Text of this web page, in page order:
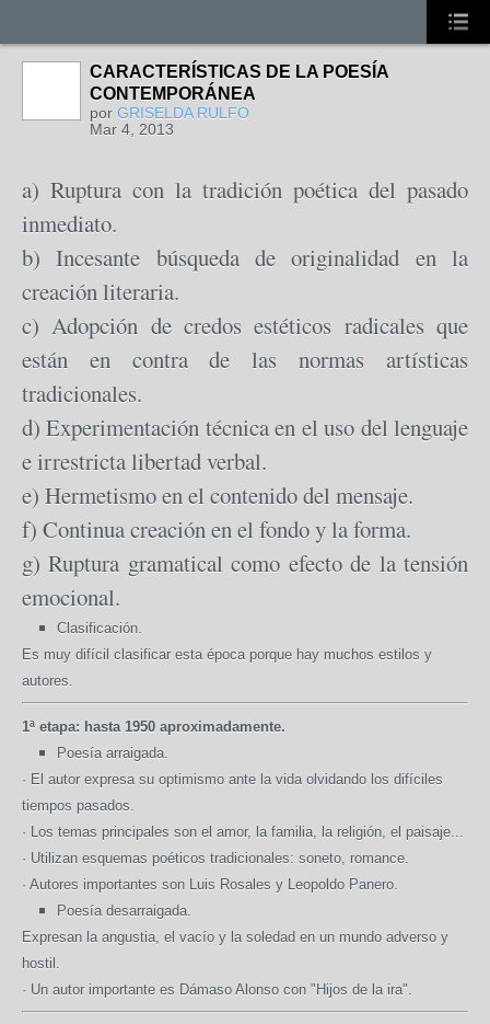
CARACTERÍSTICAS DE LA POESÍA
CONTEMPORÁNEA
por GRISELDA RULFO
Mar 4, 2013
a) Ruptura con la tradición poética del pasado
inmediato.
b) Incesante búsqueda de originalidad en la
creación literaria.
c) Adopción de credos estéticos radicales que
están en contra de las normas artísticas
tradicionales.
d) Experimentación técnica en el uso del lenguaje
e irrestricta libertad verbal.
e) Hermetismo en el contenido del mensaje.
f) Continua creación en el fondo y la forma.
g) Ruptura gramatical como efecto de la tensión
emocional.
Clasificación.
Es muy difícil clasificar esta época porque hay muchos estilos y
autores.
1ª etapa: hasta 1950 aproximadamente.
Poesía arraigada.
· El autor expresa su optimismo ante la vida olvidando los difíciles
tiempos pasados.
· Los temas principales son el amor, la familia, la religión, el paisaje...
· Utilizan esquemas poéticos tradicionales: soneto, romance.
· Autores importantes son Luis Rosales y Leopoldo Panero.
Poesía desarraigada.
Expresan la angustia, el vacío y la soledad en un mundo adverso y
hostil.
· Un autor importante es Dámaso Alonso con "Hijos de la ira".